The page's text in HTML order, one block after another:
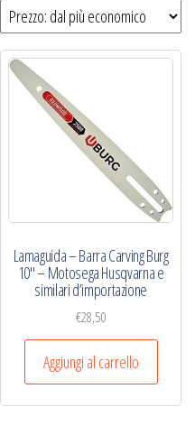
Lamaguida – Barra Carving Burg
10″ – Motosega Husqvarna e
similari d’importazione
€28,50
Aggiungi al carrello